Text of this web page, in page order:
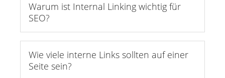
Warum ist Internal Linking wichtig für
SEO?
Wie viele interne Links sollten auf einer
Seite sein?